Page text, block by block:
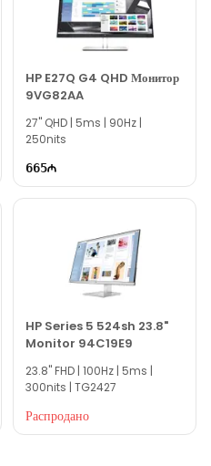
связаться с нами через
наши опытные
ежедневно с 10:00 до 19:00.
все ваши вопросы,
ProArt PA279CRV
B01K70, через
оставить заявку по
интерес к нашей
HP E27Q G4 QHD Монитор
9VG82AA
27'' QHD | 5ms | 90Hz |
250nits
665
HP Series 5 524sh 23.8"
Monitor 94C19E9
23.8'' FHD | 100Hz | 5ms |
300nits | TG2427
Распродано